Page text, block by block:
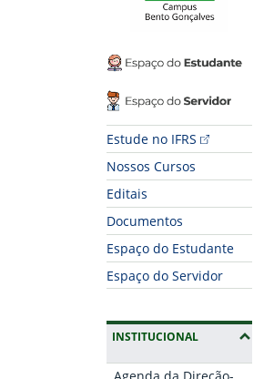
Espaço do Estudante
Espaço do Servidor
Estude no IFRS
Nossos Cursos
Editais
Documentos
Espaço do Estudante
Espaço do Servidor
INSTITUCIONAL(OCULTAR